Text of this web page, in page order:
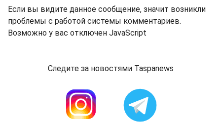
Если вы видите данное сообщение, значит возникли
проблемы с работой системы комментариев.
Возможно у вас отключен JavaScript
Следите за новостями Taspanews